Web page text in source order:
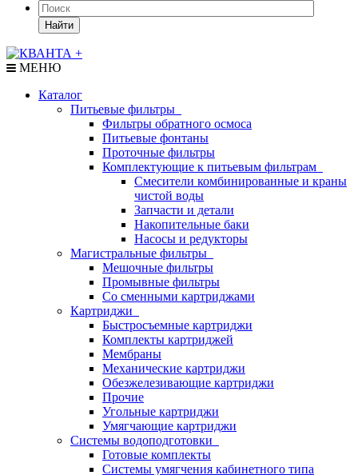
Найти
МЕНЮ
Каталог
Питьевые фильтры
Фильтры обратного осмоса
Питьевые фонтаны
Проточные фильтры
Комплектующие к питьевым фильтрам
Смесители комбинированные и краны
чистой воды
Запчасти и детали
Накопительные баки
Насосы и редукторы
Магистральные фильтры
Мешочные фильтры
Промывные фильтры
Со сменными картриджами
Картриджи
Быстросъемные картриджи
Комплекты картриджей
Мембраны
Механические картриджи
Обезжелезивающие картриджи
Прочие
Угольные картриджи
Умягчающие картриджи
Системы водоподготовки
Готовые комплекты
Системы умягчения кабинетного типа